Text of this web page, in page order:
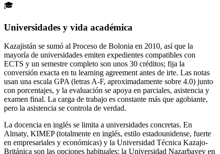
🎓
Universidades y vida académica
Kazajistán se sumó al Proceso de Bolonia en 2010, así que la
mayoría de universidades emiten expedientes compatibles con
ECTS y un semestre completo son unos 30 créditos; fija la
conversión exacta en tu learning agreement antes de irte. Las notas
usan una escala GPA (letras A-F, aproximadamente sobre 4.0) junto
con porcentajes, y la evaluación se apoya en parciales, asistencia y
examen final. La carga de trabajo es constante más que agobiante,
pero la asistencia se controla de verdad.
La docencia en inglés se limita a universidades concretas. En
Almaty, KIMEP (totalmente en inglés, estilo estadounidense, fuerte
en empresariales y económicas) y la Universidad Técnica Kazajo-
Británica son las opciones habituales; la Universidad Nazarbayev en